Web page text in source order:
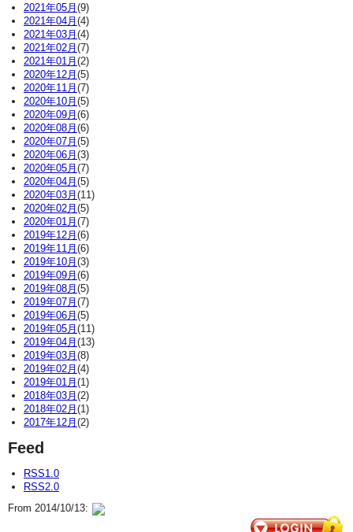
2021年05月 (9)
2021年04月 (4)
2021年03月 (4)
2021年02月 (7)
2021年01月 (2)
2020年12月 (5)
2020年11月 (7)
2020年10月 (5)
2020年09月 (6)
2020年08月 (6)
2020年07月 (5)
2020年06月 (3)
2020年05月 (7)
2020年04月 (5)
2020年03月 (11)
2020年02月 (5)
2020年01月 (7)
2019年12月 (6)
2019年11月 (6)
2019年10月 (3)
2019年09月 (6)
2019年08月 (5)
2019年07月 (7)
2019年06月 (5)
2019年05月 (11)
2019年04月 (13)
2019年03月 (8)
2019年02月 (4)
2019年01月 (1)
2018年03月 (2)
2018年02月 (1)
2017年12月 (2)
Feed
RSS1.0
RSS2.0
From 2014/10/13: